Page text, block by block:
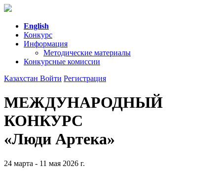
English
Конкурс
Информация
Методические материалы
Конкурсные комиссии
Казахстан Войти Регистрация
МЕЖДУНАРОДНЫЙ
КОНКУРС
«Люди Артека»
24 марта - 11 мая 2026 г.